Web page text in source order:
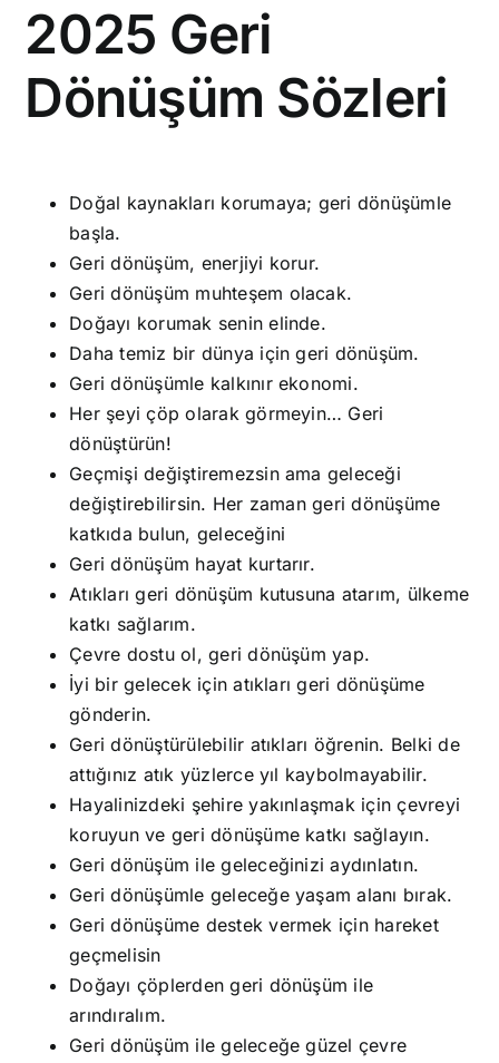
2025 Geri
Dönüşüm Sözleri
Doğal kaynakları korumaya; geri dönüşümle
başla.
Geri dönüşüm, enerjiyi korur.
Geri dönüşüm muhteşem olacak.
Doğayı korumak senin elinde.
Daha temiz bir dünya için geri dönüşüm.
Geri dönüşümle kalkınır ekonomi.
Her şeyi çöp olarak görmeyin… Geri
dönüştürün!
Geçmişi değiştiremezsin ama geleceği
değiştirebilirsin. Her zaman geri dönüşüme
katkıda bulun, geleceğini
Geri dönüşüm hayat kurtarır.
Atıkları geri dönüşüm kutusuna atarım, ülkeme
katkı sağlarım.
Çevre dostu ol, geri dönüşüm yap.
İyi bir gelecek için atıkları geri dönüşüme
gönderin.
Geri dönüştürülebilir atıkları öğrenin. Belki de
attığınız atık yüzlerce yıl kaybolmayabilir.
Hayalinizdeki şehire yakınlaşmak için çevreyi
koruyun ve geri dönüşüme katkı sağlayın.
Geri dönüşüm ile geleceğinizi aydınlatın.
Geri dönüşümle geleceğe yaşam alanı bırak.
Geri dönüşüme destek vermek için hareket
geçmelisin
Doğayı çöplerden geri dönüşüm ile
arındıralım.
Geri dönüşüm ile geleceğe güzel çevre